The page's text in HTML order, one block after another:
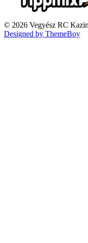
© 2026 Vegyész RC
Designed by ThemeBoy